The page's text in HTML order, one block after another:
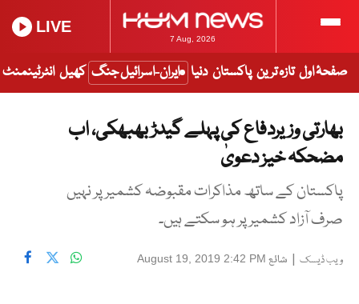
7 Aug, 2026
LIVE
صفحۂ اول تازہ ترین پاکستان دنیا ایران-اسرائیل جنگ کھیل انٹرٹینمنٹ
بھارتی وزیردفاع کی پہلے گیدڑ بھبھکی، اب
مضحکہ خیز دعویٰ
پاکستان کے ساتھ مذاکرات مقبوضہ کشمیر پر نہیں
صرف آزاد کشمیر پر ہو سکتے ہیں۔
ویب ڈیسک | شائع August 19, 2019 2:42 PM